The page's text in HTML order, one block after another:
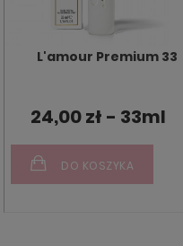
L'amour Premium 33
24,00 zł - 33ml
DO KOSZYKA